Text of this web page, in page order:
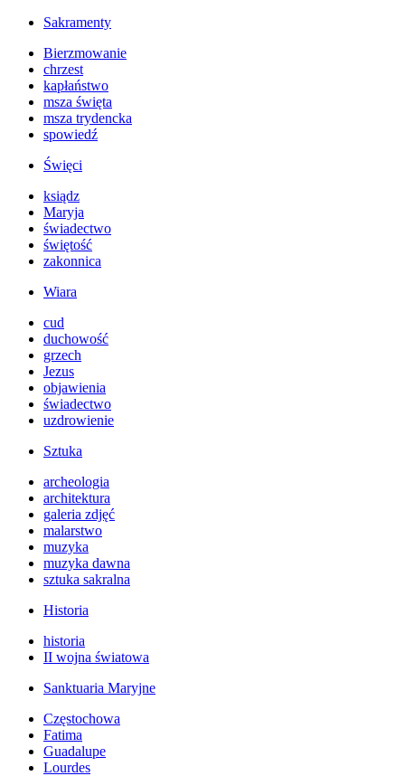
Sakramenty
Bierzmowanie
chrzest
kapłaństwo
msza święta
msza trydencka
spowiedź
Święci
ksiądz
Maryja
świadectwo
świętość
zakonnica
Wiara
cud
duchowość
grzech
Jezus
objawienia
świadectwo
uzdrowienie
Sztuka
archeologia
architektura
galeria zdjęć
malarstwo
muzyka
muzyka dawna
sztuka sakralna
Historia
historia
II wojna światowa
Sanktuaria Maryjne
Częstochowa
Fatima
Guadalupe
Lourdes